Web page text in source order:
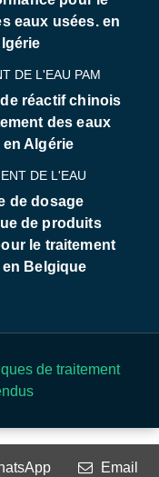
eaux usées. en
DE L'EAU PAM
réactif chinois
des eaux
en Algérie
DE L'EAU
de dosage
de produits
le traitement
Belgique
de traitement
Email